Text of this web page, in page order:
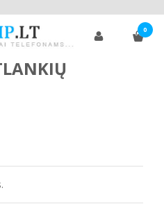
0
Ratlankių dangteliai